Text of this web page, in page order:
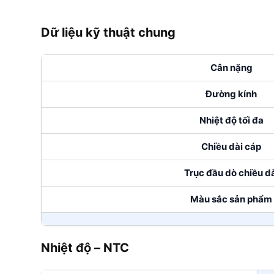
Dữ liệu kỹ thuật chung
Cân nặng
Đường kính
Nhiệt độ tối đa
Chiều dài cáp
Trục đầu dò chiều
Màu sắc sản phẩm
Nhiệt độ – NTC